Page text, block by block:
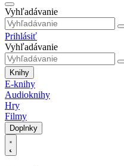
Vyhľadávanie
Prihlásiť
Vyhľadávanie
Knihy
E-knihy
Audioknihy
Hry
Filmy
Doplnky